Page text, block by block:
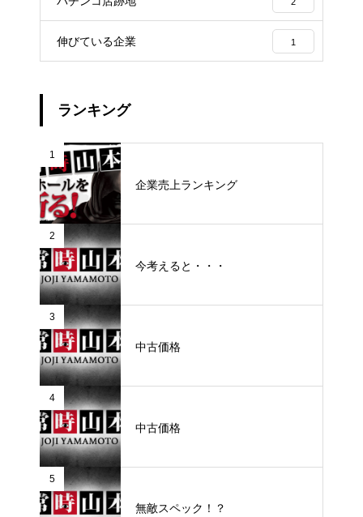
伸びている企業 1
ランキング
1
企業売上ランキング
2
今考えると・・・
3
中古価格
4
中古価格
5
無敵スペック！？